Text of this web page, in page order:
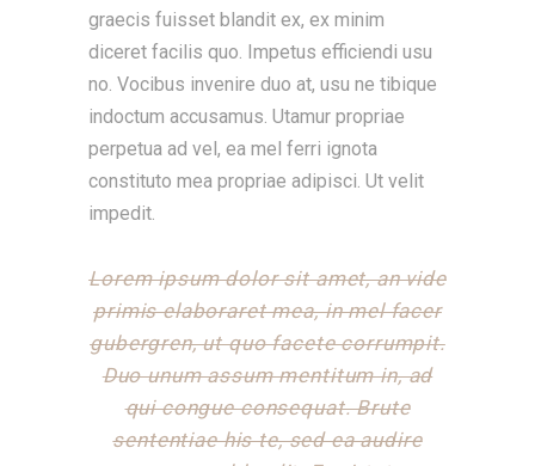
graecis fuisset blandit ex, ex minim
diceret facilis quo. Impetus efficiendi usu
no. Vocibus invenire duo at, usu ne tibique
indoctum accusamus. Utamur propriae
perpetua ad vel, ea mel ferri ignota
constituto mea propriae adipisci. Ut velit
impedit.
Lorem ipsum dolor sit amet, an vide
primis elaboraret mea, in mel facer
gubergren, ut quo facete corrumpit.
Duo unum assum mentitum in, ad
qui congue consequat. Brute
sententiae his te, sed ea audire